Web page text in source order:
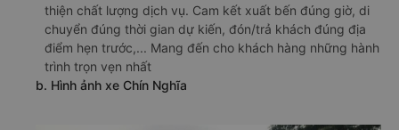
thiện chất lượng dịch vụ. Cam kết xuất bến đúng giờ, di
chuyển đúng thời gian dự kiến, đón/trả khách đúng địa
điểm hẹn trước,... Mang đến cho khách hàng những hành
trình trọn vẹn nhất
b. Hình ảnh xe Chín Nghĩa